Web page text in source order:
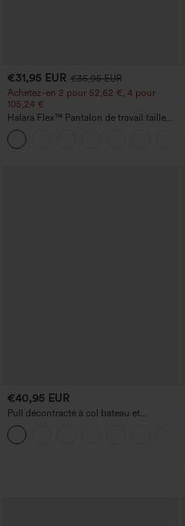
€31,95 EUR €35,95 EUR
Achetez-en 2 pour 52,62 €, 4 pour
105,24 €
Halara Flex™ Pantalon de travail taille
haute sculptant la silhouette, gainant la
taille, avec poches, jambe large en
micro-gaufre
€40,95 EUR
Pull décontracté à col bateau et
manches chauve-souris